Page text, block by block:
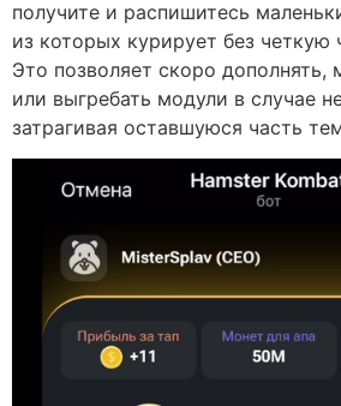
получите и распишитесь
из которых курирует без четкую
Это позволяет скоро дополнять,
или выгребать модули в случае
затрагивая оставшуюся часть